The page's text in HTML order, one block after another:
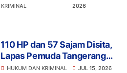
KRIMINAL 2026
110 HP dan 57 Sajam Disita,
Lapas Pemuda Tangerang
Perketat Pengawasan
HUKUM DAN KRIMINAL JUL 15, 2026